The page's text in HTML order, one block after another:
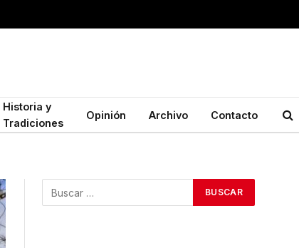
Historia y
Tradiciones
Opinión Archivo Contacto